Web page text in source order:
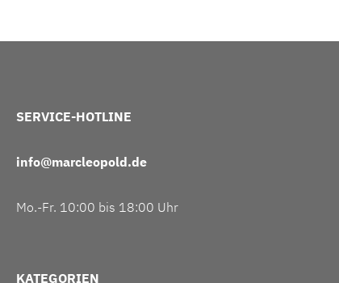
SERVICE-HOTLINE
info@marcleopold.de
Mo.-Fr. 10:00 bis 18:00 Uhr
KATEGORIEN